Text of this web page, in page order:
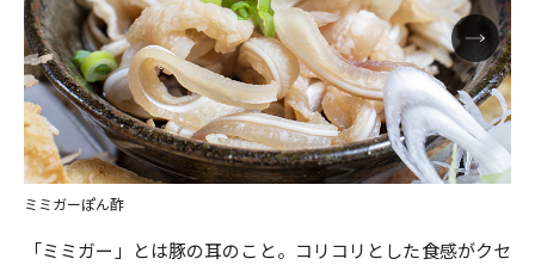
ミミガーぽん酢
「ミミガー」とは豚の耳のこと。コリコリとした食感がクセ